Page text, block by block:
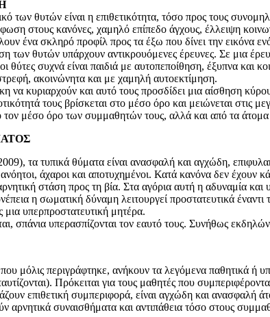
των θυτών είναι η επιθετικότητα, τόσο προς τους
στους κανόνες, χαμηλό επίπεδο άγχους, έλλειψη
ένα σκληρό προφίλ προς τα έξω που δίνει την εικόνα
των θυτών υπάρχουν αντικρουόμενες έρευνες. Σε μια
θύτες συχνά είναι παιδιά με αυτοπεποίθηση, έξυπνα
ακοινώνητα και με χαμηλή αυτοεκτίμηση.
να κυριαρχούν και αυτό τους προσδίδει μια αίσθηση
τους βρίσκεται στο μέσο όρο και μειώνεται στις
μέσο όρο των συμμαθητών τους, αλλά και από τα άτομα
τα τυπικά θύματα είναι ανασφαλή και αγχώδη,
ανόητοι, άχαροι και αποτυχημένοι. Κατά κανόνα δεν
στάση προς τη βία. Στα αγόρια αυτή η αδυναμία
η σωματική δύναμη λειτουργεί προστατευτικά
μια υπερπροστατευτική μητέρα.
σπάνια υπερασπίζονται τον εαυτό τους. Συνήθως
μόλις περιγράφτηκε, ανήκουν τα λεγόμενα παθητικά ή
Πρόκειται για τους μαθητές που
επιθετική συμπεριφορά, είναι αγχώδη και
αρνητικά συναισθήματα και αντιπάθεια τόσο στους